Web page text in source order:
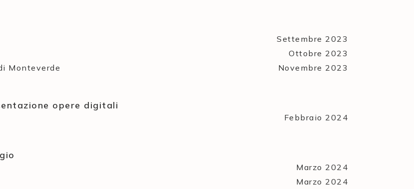
Settembre 2023
Ottobre 2023
Monteverde
Novembre 2023
opere digitali
Febbraio 2024
Marzo 2024
Marzo 2024